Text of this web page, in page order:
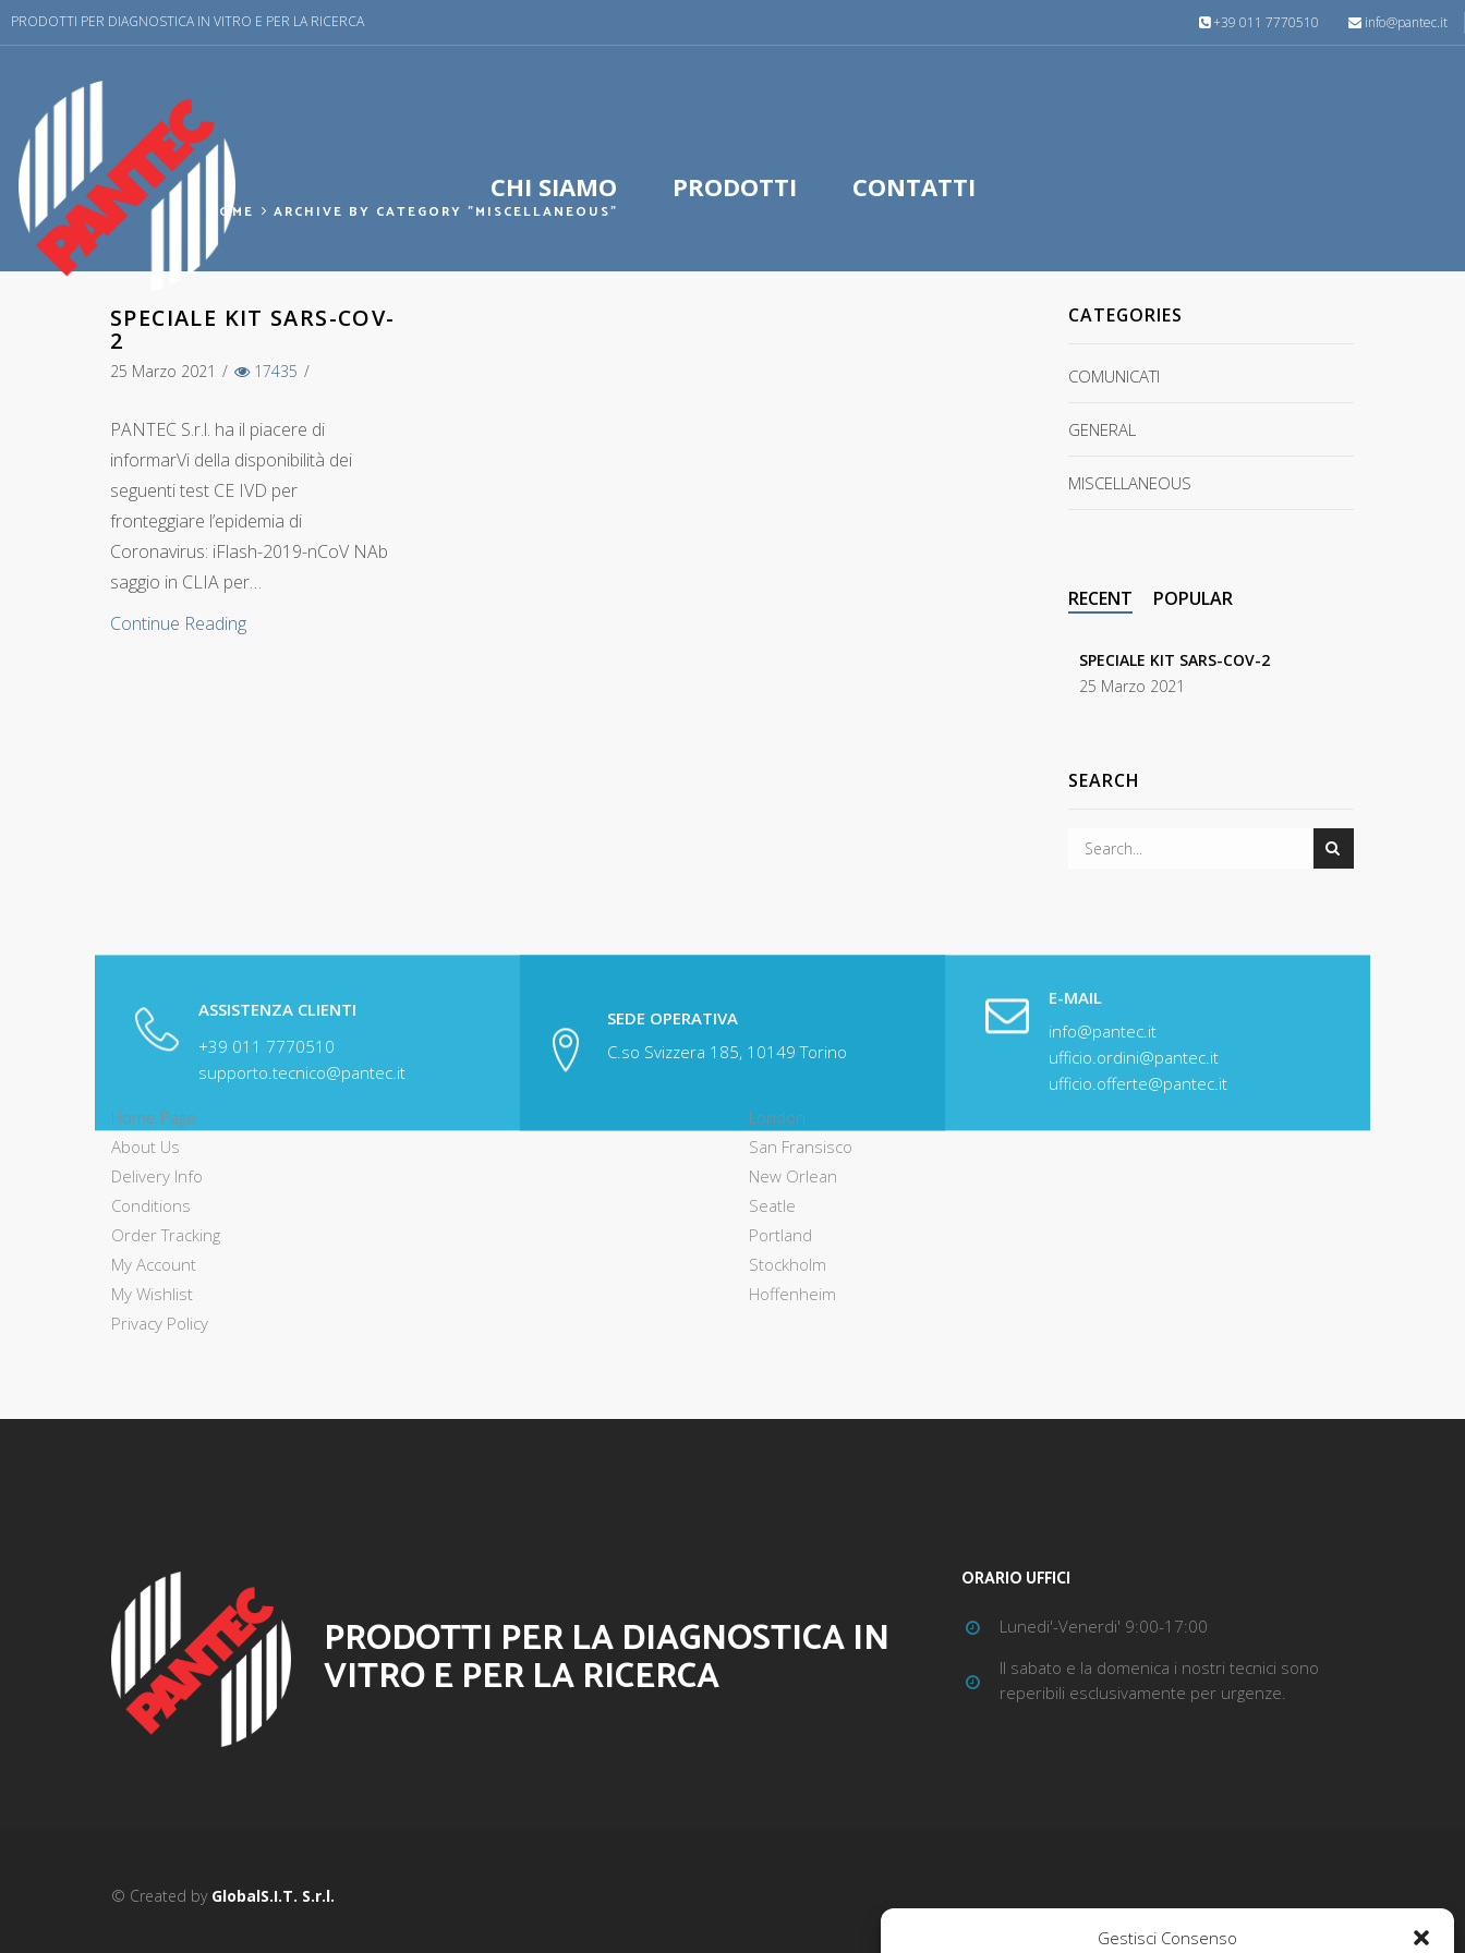
Gestisci Consenso
PRODOTTI PER DIAGNOSTICA IN VITRO E PER LA RICERCA +39 011 7770510 info@pantec.it
CHI SIAMO PRODOTTI CONTATTI
HOME ARCHIVE BY CATEGORY "MISCELLANEOUS"
SPECIALE KIT SARS-COV-
2
25 Marzo 2021 / 17435 /
PANTEC S.r.l. ha il piacere di
informarVi della disponibilità dei
seguenti test CE IVD per
fronteggiare l’epidemia di
Coronavirus: iFlash-2019-nCoV NAb
saggio in CLIA per…
Continue Reading
CATEGORIES
COMUNICATI
GENERAL
MISCELLANEOUS
RECENT POPULAR
SPECIALE KIT SARS-COV-2
25 Marzo 2021
SEARCH
ASSISTENZA CLIENTI
+39 011 7770510
supporto.tecnico@pantec.it
SEDE OPERATIVA
C.so Svizzera 185, 10149 Torino
E-MAIL
info@pantec.it
ufficio.ordini@pantec.it
ufficio.offerte@pantec.it
USEFUL LINKS
Home Page
About Us
Delivery Info
Conditions
Order Tracking
My Account
My Wishlist
Privacy Policy
London
San Fransisco
New Orlean
Seatle
Portland
Stockholm
Hoffenheim
PRODOTTI PER LA DIAGNOSTICA IN
VITRO E PER LA RICERCA
ORARIO UFFICI
Lunedi'-Venerdi' 9:00-17:00
Il sabato e la domenica i nostri tecnici sono
reperibili esclusivamente per urgenze.
© Created by GlobalS.I.T. S.r.l.